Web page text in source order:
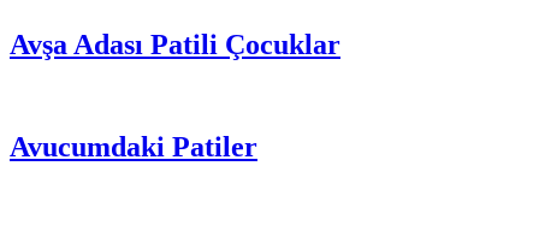
Avşa Adası Patili Çocuklar
Avucumdaki Patiler